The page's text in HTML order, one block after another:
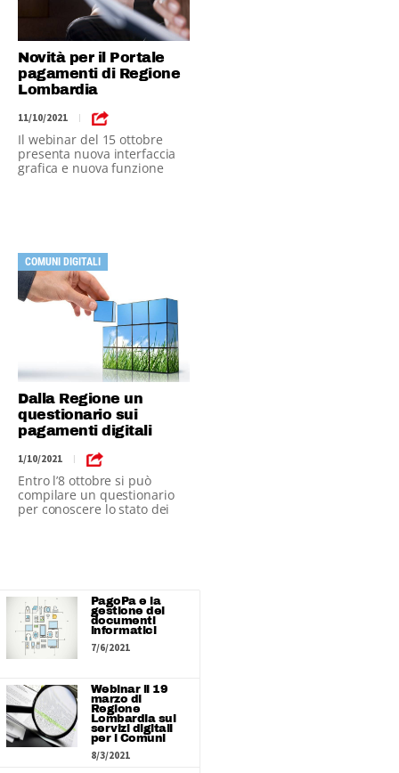
Novità per il Portale
pagamenti di Regione
Lombardia
11/10/2021 |
Il webinar del 15 ottobre
presenta nuova interfaccia
grafica e nuova funzione
COMUNI DIGITALI
Dalla Regione un
questionario sui
pagamenti digitali
1/10/2021 |
Entro l’8 ottobre si può
compilare un questionario
per conoscere lo stato dei
PagoPa e la
gestione dei
documenti
informatici
7/6/2021
Webinar il 19
marzo di
Regione
Lombardia sui
servizi digitali
per i Comuni
8/3/2021